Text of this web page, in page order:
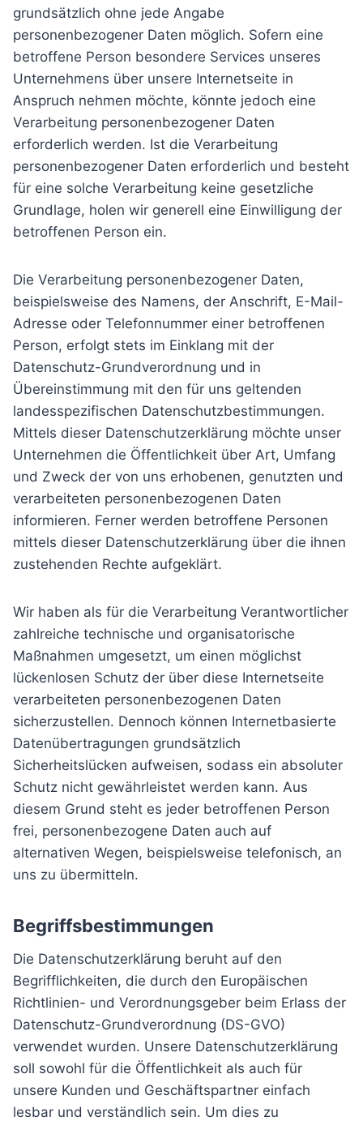
grundsätzlich ohne jede Angabe
personenbezogener Daten möglich. Sofern eine
betroffene Person besondere Services unseres
Unternehmens über unsere Internetseite in
Anspruch nehmen möchte, könnte jedoch eine
Verarbeitung personenbezogener Daten
erforderlich werden. Ist die Verarbeitung
personenbezogener Daten erforderlich und besteht
für eine solche Verarbeitung keine gesetzliche
Grundlage, holen wir generell eine Einwilligung der
betroffenen Person ein.
Die Verarbeitung personenbezogener Daten,
beispielsweise des Namens, der Anschrift, E-Mail-
Adresse oder Telefonnummer einer betroffenen
Person, erfolgt stets im Einklang mit der
Datenschutz-Grundverordnung und in
Übereinstimmung mit den für uns geltenden
landesspezifischen Datenschutzbestimmungen.
Mittels dieser Datenschutzerklärung möchte unser
Unternehmen die Öffentlichkeit über Art, Umfang
und Zweck der von uns erhobenen, genutzten und
verarbeiteten personenbezogenen Daten
informieren. Ferner werden betroffene Personen
mittels dieser Datenschutzerklärung über die ihnen
zustehenden Rechte aufgeklärt.
Wir haben als für die Verarbeitung Verantwortlicher
zahlreiche technische und organisatorische
Maßnahmen umgesetzt, um einen möglichst
lückenlosen Schutz der über diese Internetseite
verarbeiteten personenbezogenen Daten
sicherzustellen. Dennoch können Internetbasierte
Datenübertragungen grundsätzlich
Sicherheitslücken aufweisen, sodass ein absoluter
Schutz nicht gewährleistet werden kann. Aus
diesem Grund steht es jeder betroffenen Person
frei, personenbezogene Daten auch auf
alternativen Wegen, beispielsweise telefonisch, an
uns zu übermitteln.
Begriffsbestimmungen
Die Datenschutzerklärung beruht auf den
Begrifflichkeiten, die durch den Europäischen
Richtlinien- und Verordnungsgeber beim Erlass der
Datenschutz-Grundverordnung (DS-GVO)
verwendet wurden. Unsere Datenschutzerklärung
soll sowohl für die Öffentlichkeit als auch für
unsere Kunden und Geschäftspartner einfach
lesbar und verständlich sein. Um dies zu